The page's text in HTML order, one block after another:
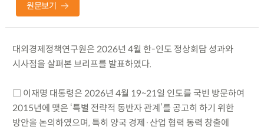
원문보기
대외경제정책연구원은 2026년 4월 한-인도 정상회담 성과와
시사점을 살펴본 브리프를 발표하였다.
□ 이재명 대통령은 2026년 4월 19~21일 인도를 국빈 방문하여
2015년에 맺은 ‘특별 전략적 동반자 관계’를 공고히 하기 위한
방안을 논의하였으며, 특히 양국 경제·산업 협력 동력 창출에